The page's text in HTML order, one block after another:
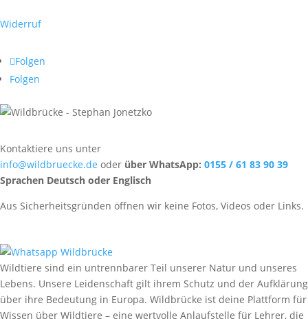
Widerruf
Folgen
Folgen
Kontaktiere uns unter
info@wildbruecke.de oder über WhatsApp: 0155 / 61 83 90 39
Sprachen Deutsch oder Englisch
Aus Sicherheitsgründen öffnen wir keine Fotos, Videos oder Links.
Wildtiere sind ein untrennbarer Teil unserer Natur und unseres
Lebens. Unsere Leidenschaft gilt ihrem Schutz und der Aufklärung
über ihre Bedeutung in Europa. Wildbrücke ist deine Plattform für
Wissen über Wildtiere – eine wertvolle Anlaufstelle für Lehrer, die